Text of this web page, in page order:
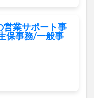
営業サポート事
保事務/一般事